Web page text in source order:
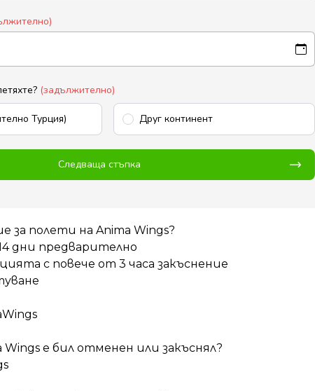
(задължително)
Турция) Друг континент
Следваща стъпка
полети на Anima Wings?
дни предварително
с повече от 3 часа закъснение
е бил отменен или закъснял?